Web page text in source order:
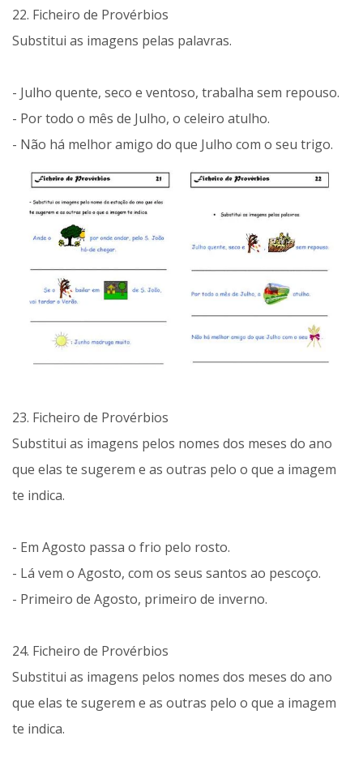
22. Ficheiro de Provérbios
Substitui as imagens pelas palavras.
- Julho quente, seco e ventoso, trabalha sem repouso.
- Por todo o mês de Julho, o celeiro atulho.
- Não há melhor amigo do que Julho com o seu trigo.
23. Ficheiro de Provérbios
Substitui as imagens pelos nomes dos meses do ano
que elas te sugerem e as outras pelo o que a imagem
te indica.
- Em Agosto passa o frio pelo rosto.
- Lá vem o Agosto, com os seus santos ao pescoço.
- Primeiro de Agosto, primeiro de inverno.
24. Ficheiro de Provérbios
Substitui as imagens pelos nomes dos meses do ano
que elas te sugerem e as outras pelo o que a imagem
te indica.